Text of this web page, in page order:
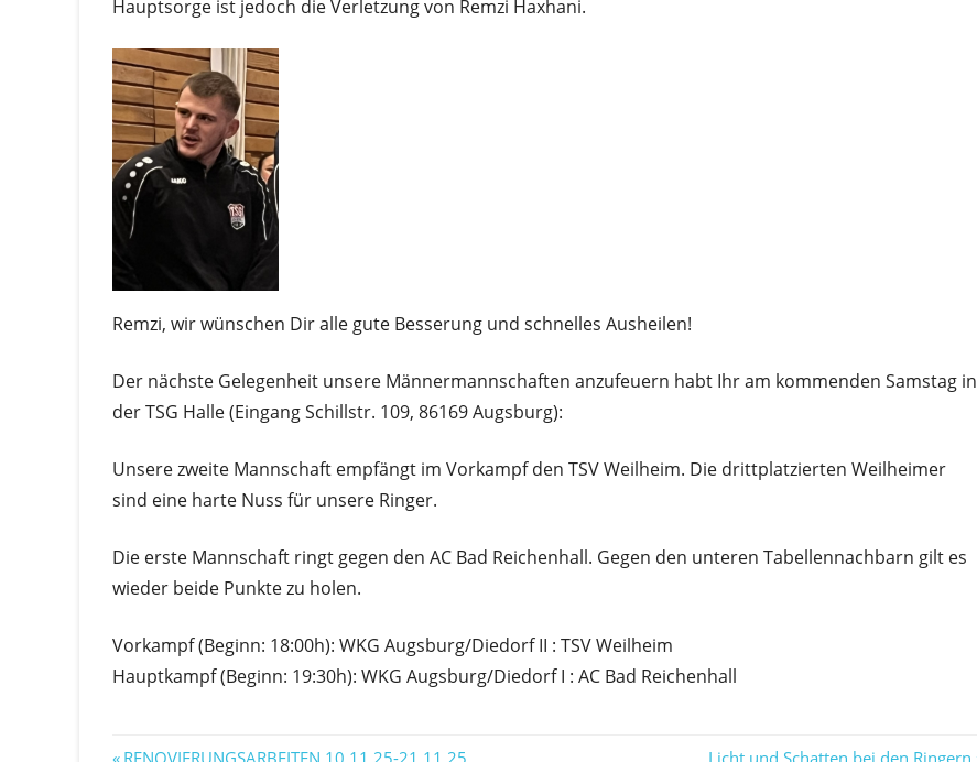
Hauptsorge ist jedoch die Verletzung von Remzi Haxhani.
Remzi, wir wünschen Dir alle gute Besserung und schnelles Ausheilen!
Der nächste Gelegenheit unsere Männermannschaften anzufeuern habt Ihr am kommenden Samstag in
der TSG Halle (Eingang Schillstr. 109, 86169 Augsburg):
Unsere zweite Mannschaft empfängt im Vorkampf den TSV Weilheim. Die drittplatzierten Weilheimer
sind eine harte Nuss für unsere Ringer.
Die erste Mannschaft ringt gegen den AC Bad Reichenhall. Gegen den unteren Tabellennachbarn gilt es
wieder beide Punkte zu holen.
Vorkampf (Beginn: 18:00h): WKG Augsburg/Diedorf II : TSV Weilheim
Hauptkampf (Beginn: 19:30h): WKG Augsburg/Diedorf I : AC Bad Reichenhall
Vorheriger Nächster